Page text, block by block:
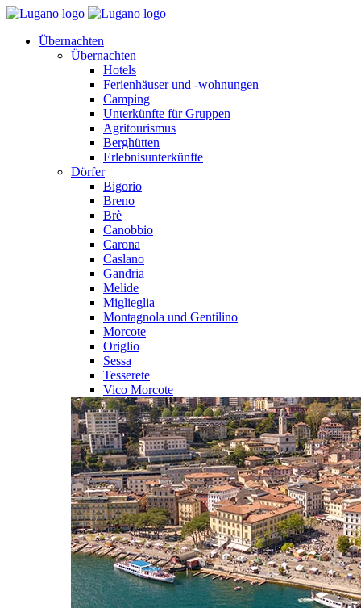
Übernachten
Übernachten
Hotels
Ferienhäuser und -wohnungen
Camping
Unterkünfte für Gruppen
Agritourismus
Berghütten
Erlebnisunterkünfte
Dörfer
Bigorio
Breno
Brè
Canobbio
Carona
Caslano
Gandria
Melide
Miglieglia
Montagnola und Gentilino
Morcote
Origlio
Sessa
Tesserete
Vico Morcote